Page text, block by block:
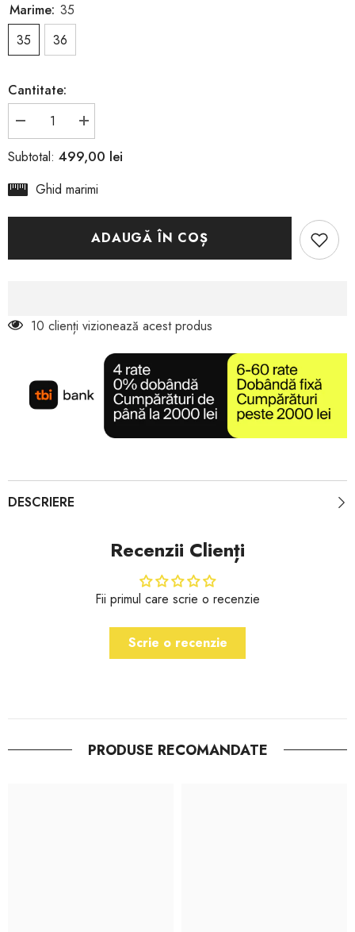
Marime: 35
35
36
Cantitate:
Reduceți
cantitatea
pentru
LIU
MAXI
WONDER
Creșteți
cantitatea
pentru
LIU
MAXI
MID
SNEAKER
Subtotal: 499,00 lei
Ghid marimi
ADAUGĂ ÎN COȘ
10 clienți vizionează acest produs
DESCRIERE
Recenzii Clienți
Fii primul care scrie o recenzie
Scrie o recenzie
PRODUSE RECOMANDATE